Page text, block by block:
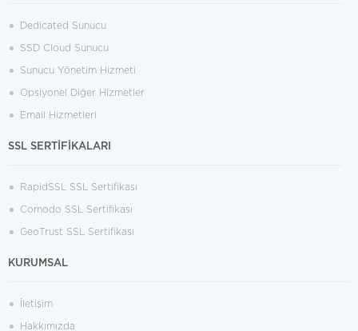
Dedicated Sunucu
SSD Cloud Sunucu
Sunucu Yönetim Hizmeti
Opsiyonel Diğer Hizmetler
Email Hizmetleri
SSL SERTİFİKALARI
RapidSSL SSL Sertifikası
Comodo SSL Sertifikası
GeoTrust SSL Sertifikası
KURUMSAL
İletişim
Hakkımızda